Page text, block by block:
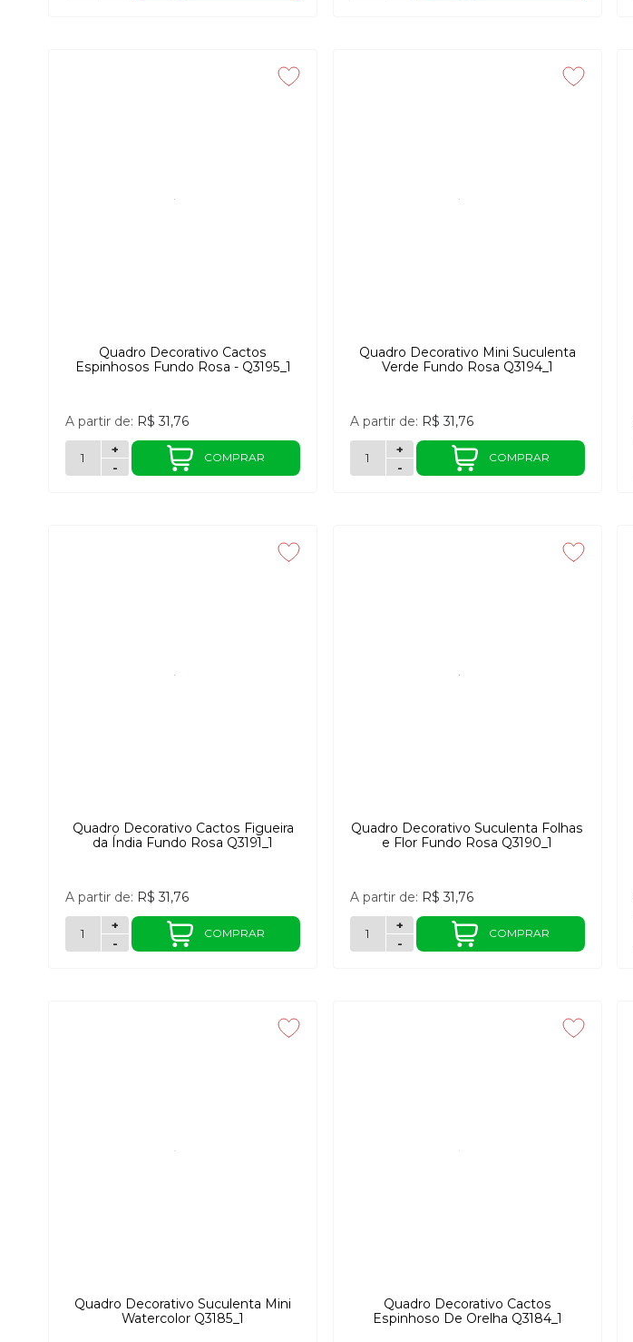
Quadro Decorativo Cactos
Espinhosos Fundo Rosa - Q3195_1
A partir de: R$ 31,76
-
+
COMPRAR
Quadro Decorativo Mini Suculenta
Verde Fundo Rosa Q3194_1
A partir de: R$ 31,76
-
+
COMPRAR
Quadro Decorativo Cactos Figueira
da Índia Fundo Rosa Q3191_1
A partir de: R$ 31,76
-
+
COMPRAR
Quadro Decorativo Suculenta Folhas
e Flor Fundo Rosa Q3190_1
A partir de: R$ 31,76
-
+
COMPRAR
Quadro Decorativo Suculenta Mini
Watercolor Q3185_1
Quadro Decorativo Cactos
Espinhoso De Orelha Q3184_1